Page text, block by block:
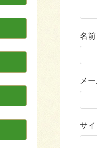
名前
メ
サイ